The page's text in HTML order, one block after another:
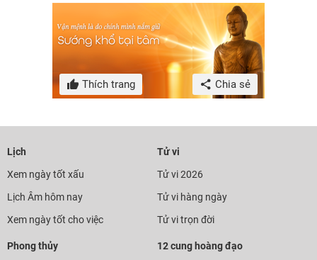
Thích trang Chia sẻ
Lịch
Xem ngày tốt xấu
Lịch Âm hôm nay
Xem ngày tốt cho việc
Tử vi
Tử vi 2026
Tử vi hàng ngày
Tử vi trọn đời
Phong thủy
12 cung hoàng đạo